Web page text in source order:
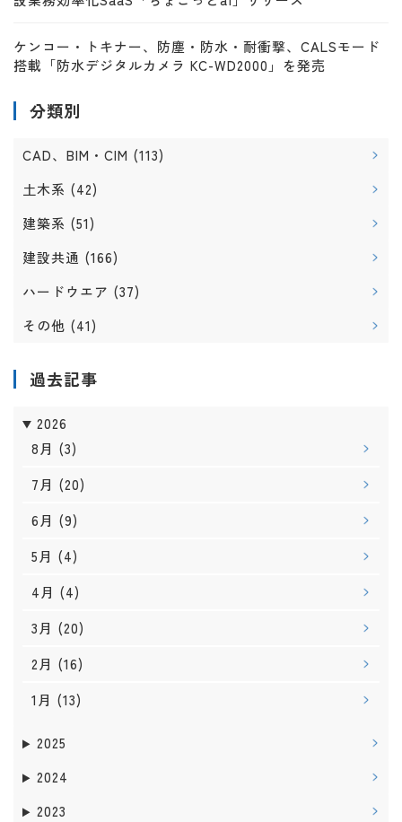
ケンコー・トキナー、防塵・防水・耐衝撃、CALSモード
搭載「防水デジタルカメラ KC-WD2000」を発売
分類別
CAD、BIM・CIM (113)
土木系 (42)
建築系 (51)
建設共通 (166)
ハードウエア (37)
その他 (41)
過去記事
2026
8月 (3)
7月 (20)
6月 (9)
5月 (4)
4月 (4)
3月 (20)
2月 (16)
1月 (13)
2025
2024
2023